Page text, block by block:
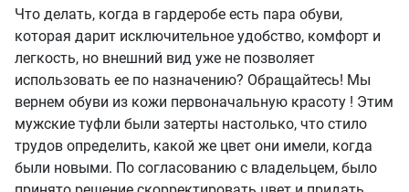
Что делать, когда в гардеробе есть пара обуви,
которая дарит исключительное удобство, комфорт и
легкость, но внешний вид уже не позволяет
использовать ее по назначению? Обращайтесь! Мы
вернем обуви из кожи первоначальную красоту ! Этим
мужские туфли были затерты настолько, что стило
трудов определить, какой же цвет они имели, когда
были новыми. По согласованию с владельцем, было